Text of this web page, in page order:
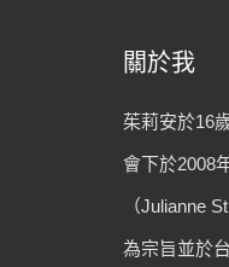
關於我
茱莉安於16
會下於2008
（Julianne
為宗旨並於